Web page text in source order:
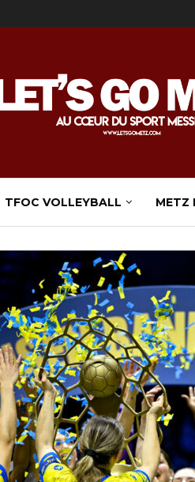
TFOC VOLLEYBALL METZ